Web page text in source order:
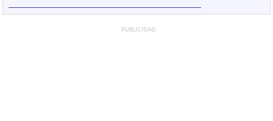
PUBLICIDAD